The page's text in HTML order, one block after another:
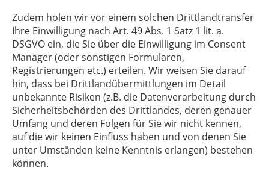
Zudem holen wir vor einem solchen Drittlandtransfer
Ihre Einwilligung nach Art. 49 Abs. 1 Satz 1 lit. a.
DSGVO ein, die Sie über die Einwilligung im Consent
Manager (oder sonstigen Formularen,
Registrierungen etc.) erteilen. Wir weisen Sie darauf
hin, dass bei Drittlandübermittlungen im Detail
unbekannte Risiken (z.B. die Datenverarbeitung durch
Sicherheitsbehörden des Drittlandes, deren genauer
Umfang und deren Folgen für Sie wir nicht kennen,
auf die wir keinen Einfluss haben und von denen Sie
unter Umständen keine Kenntnis erlangen) bestehen
können.